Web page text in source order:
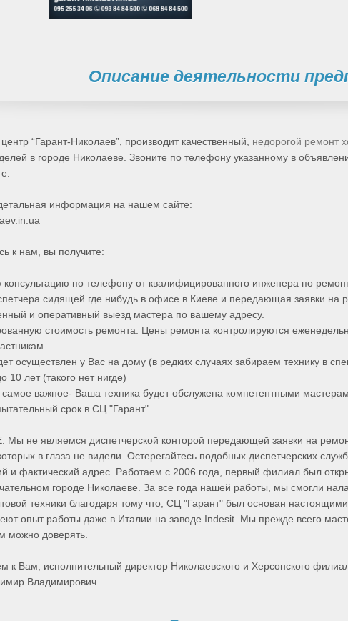
Описание деятельности
“Гарант-Николаев”, производит качественный, недорогой ремонт
в городе Николаеве. Звоните по телефону указанному в
информация на нашем сайте:
к нам, вы получите:
по телефону от квалифицированного инженера по
сидящей где нибудь в офисе в Киеве и передающая заявки на
и оперативный выезд мастера по вашему адресу.
стоимость ремонта. Цены ремонта контролируются
осуществлен у Вас на дому (в редких случаях забираем технику в
10 лет (такого нет нигде)
важное- Ваша техника будет обслужена компетентными
срок в СЦ "Гарант"
не являемся диспетчерской конторой передающей заявки на
в глаза не видели. Остерегайтесь подобных диспетчерских
и фактический адрес. Работаем с 2006 года, первый филиал был
городе Николаеве. За все года нашей работы, мы смогли
техники благодаря тому что, СЦ "Гарант" был основан
опыт работы даже в Италии на заводе Indesit. Мы прежде всего
можно доверять.
к Вам, исполнительный директор Николаевского и Херсонского
Владимирович.